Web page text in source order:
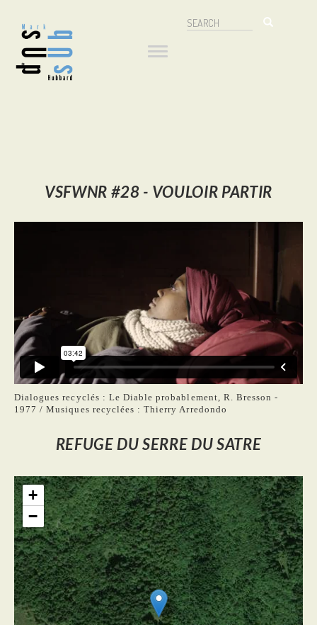
contenu
principal
Search
Navigation
principale
VSFWNR #28 - VOULOIR PARTIR
Dialogues recyclés : Le Diable probablement, R. Bresson -
1977 / Musiques recyclées : Thierry Arredondo
REFUGE DU SERRE DU SATRE
+
−